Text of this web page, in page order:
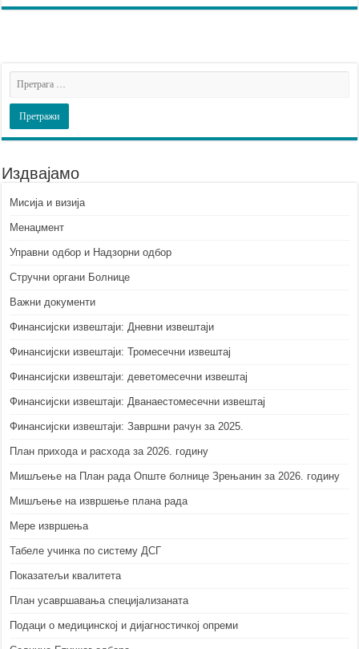
Издвајамо
Мисија и визија
Менаџмент
Управни одбор и Надзорни одбор
Стручни органи Болнице
Важни документи
Финансијски извештаји: Дневни извештаји
Финансијски извештаји: Тромесечни извештај
Финансијски извештаји: деветомесечни извештај
Финансијски извештаји: Дванаестомесечни извештај
Финансијски извештаји: Завршни рачун за 2025.
План прихода и расхода за 2026. годину
Мишљење на План рада Опште болнице Зрењанин за 2026. годину
Мишљење на извршење плана рада
Мере извршења
Табеле учинка по систему ДСГ
Показатељи квалитета
План усавршавања специјализаната
Подаци о медицинској и дијагностичкој опреми